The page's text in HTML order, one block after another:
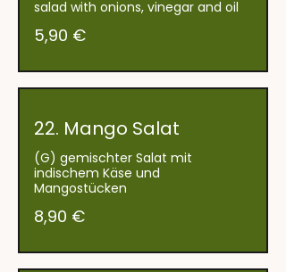
salad with onions, vinegar and oil
5,90 €
22. Mango Salat
(G) gemischter Salat mit
indischem Käse und
Mangostücken
8,90 €